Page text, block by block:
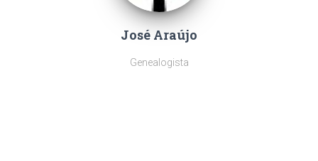
José Araújo
Genealogista